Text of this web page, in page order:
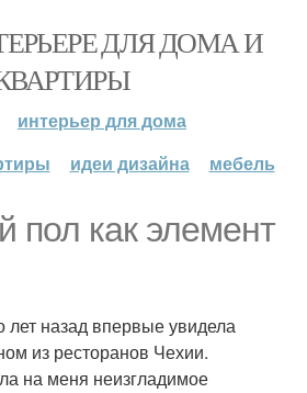
ДЛЯ ДОМА И
интерьер для дома
идеи дизайна мебель
пол как элемент
лет назад впервые увидела
из ресторанов Чехии.
на меня неизгладимое